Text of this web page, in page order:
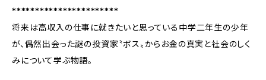
***********************
将来は高収入の仕事に就きたいと思っている中学二年生の少年
が、偶然出会った謎の投資家〝ボス〟からお金の真実と社会のしく
みについて学ぶ物語。